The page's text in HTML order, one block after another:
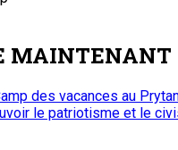
MAINTENANT
des vacances au
le patriotisme et le